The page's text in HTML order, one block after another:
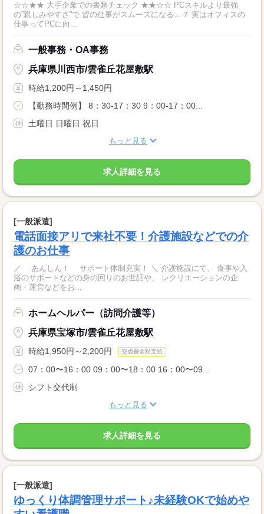
☆☆★★ 大手企業での書類チェック ★★☆☆ PCスキルより最強
の”親しみやすさ”で 皆の仕事がスムーズになる…？ 実はオフィスの
仕事ってPCに向...
一般事務・OA事務
兵庫県川西市/雲雀丘花屋敷駅
時給1,200円～1,450円
【勤務時間例】 8：30-17：30 9：00-17：00...
土曜日 日曜日 祝日
もっと見る
求人詳細を見る
[一般派遣]
電話面接アリで来社不要！介護施設などでの介
護のお仕事
／ あんしん！ サポート体制充実！ ＼ 介護施設にて、 食事や入
浴のサポートなどの身の回りのお世話や、 レクリエーションの企
画・運営などをお...
ホームヘルパー（訪問介護等）
兵庫県宝塚市/雲雀丘花屋敷駅
時給1,950円～2,200円 交通費全額支給
07：00〜16：00 09：00〜18：00 16：00〜09...
シフト交代制
もっと見る
求人詳細を見る
[一般派遣]
ゆっくり体調管理サポート♪未経験OKで始めや